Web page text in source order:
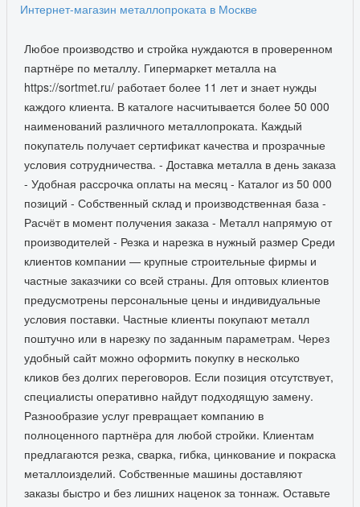
Интернет-магазин металлопроката в Москве
Любое производство и стройка нуждаются в проверенном
партнёре по металлу. Гипермаркет металла на
https://sortmet.ru/ работает более 11 лет и знает нужды
каждого клиента. В каталоге насчитывается более 50 000
наименований различного металлопроката. Каждый
покупатель получает сертификат качества и прозрачные
условия сотрудничества. - Доставка металла в день заказа
- Удобная рассрочка оплаты на месяц - Каталог из 50 000
позиций - Собственный склад и производственная база -
Расчёт в момент получения заказа - Металл напрямую от
производителей - Резка и нарезка в нужный размер Среди
клиентов компании — крупные строительные фирмы и
частные заказчики со всей страны. Для оптовых клиентов
предусмотрены персональные цены и индивидуальные
условия поставки. Частные клиенты покупают металл
поштучно или в нарезку по заданным параметрам. Через
удобный сайт можно оформить покупку в несколько
кликов без долгих переговоров. Если позиция отсутствует,
специалисты оперативно найдут подходящую замену.
Разнообразие услуг превращает компанию в
полноценного партнёра для любой стройки. Клиентам
предлагаются резка, сварка, гибка, цинкование и покраска
металлоизделий. Собственные машины доставляют
заказы быстро и без лишних наценок за тоннаж. Оставьте